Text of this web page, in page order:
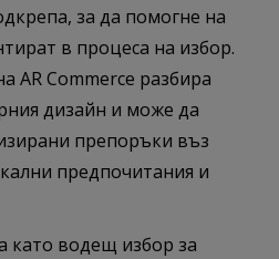
за да помогне на
в процеса на избор.
AR Commerce разбира
дизайн и може да
препоръки въз
предпочитания и
като водещ избор за